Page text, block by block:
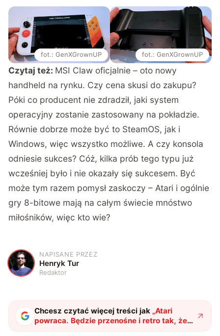
fot.: GenXGrownUP fot.: GenXGrownUP
Czytaj też: MSI Claw oficjalnie – oto nowy
handheld na rynku. Czy cena skusi do zakupu?
Póki co producent nie zdradził, jaki system
operacyjny zostanie zastosowany na pokładzie.
Równie dobrze może być to SteamOS, jak i
Windows, więc wszystko możliwe. A czy konsola
odniesie sukces? Cóż, kilka prób tego typu już
wcześniej było i nie okazały się sukcesem. Być
może tym razem pomysł zaskoczy – Atari i ogólnie
gry 8-bitowe mają na całym świecie mnóstwo
miłośników, więc kto wie?
H
NAPISANE PRZEZ
Henryk Tur
Redaktor
Chcesz czytać więcej treści jak „Atari
powraca. Będzie przenośne i retro tak, że
bardziej się nie da"?